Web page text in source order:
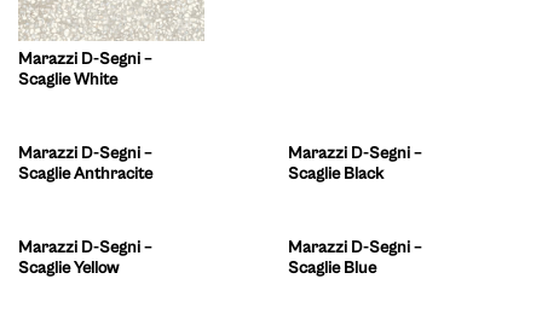
Marazzi D-Segni –
Scaglie White
Marazzi D-Segni –
Scaglie Anthracite
Marazzi D-Segni –
Scaglie Black
Marazzi D-Segni –
Scaglie Yellow
Marazzi D-Segni –
Scaglie Blue